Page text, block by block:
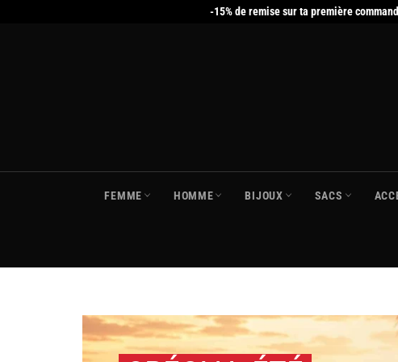
-15% de remise sur ta première
FEMME HOMME BIJOUX SACS